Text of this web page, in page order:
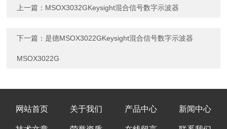
上一篇： MSOX3032GKeysight混合信号数字示波器
下一篇：是德MSOX3022GKeysight混合信号数字示波器
MSOX3022G
网站首页 关于我们 产品中心 新闻中心